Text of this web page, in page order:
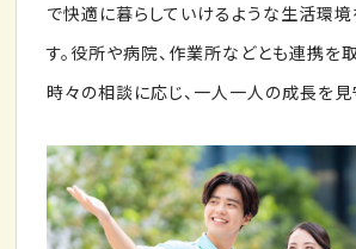
で快適に暮らしていけるような生活環
す。役所や病院、作業所などとも連携を
時々の相談に応じ、一人一人の成長を見